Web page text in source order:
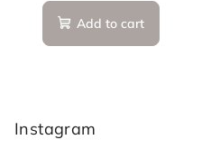
Add to cart
Instagram